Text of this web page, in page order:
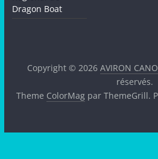
Dragon Boat
Copyright © 2026AVIRON
réservés.
Theme ColorMag par ThemeGrill.